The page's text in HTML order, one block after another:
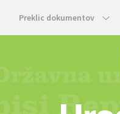
Preklic dokumentov